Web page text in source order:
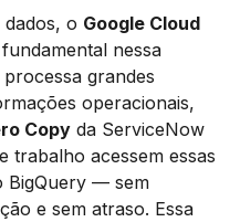
o Google Cloud
nessa
grandes
operacionais,
Copy da ServiceNow
trabalho acessem essas
BigQuery — sem
e sem atraso. Essa